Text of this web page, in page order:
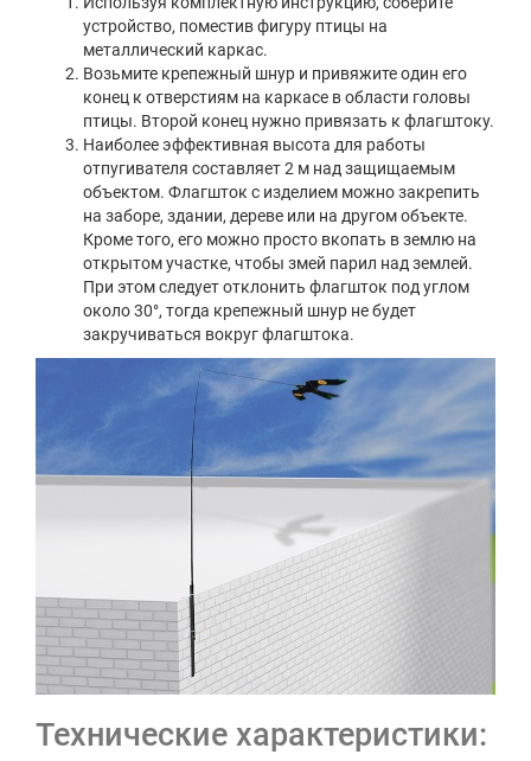
устройство, поместив фигуру птицы на
металлический каркас.
Возьмите крепежный шнур и привяжите один его
конец к отверстиям на каркасе в области головы
птицы. Второй конец нужно привязать к флагштоку.
Наиболее эффективная высота для работы
отпугивателя составляет 2 м над защищаемым
объектом. Флагшток с изделием можно закрепить
на заборе, здании, дереве или на другом объекте.
Кроме того, его можно просто вкопать в землю на
открытом участке, чтобы змей парил над землей.
При этом следует отклонить флагшток под углом
около 30°, тогда крепежный шнур не будет
закручиваться вокруг флагштока.
Технические характеристики: